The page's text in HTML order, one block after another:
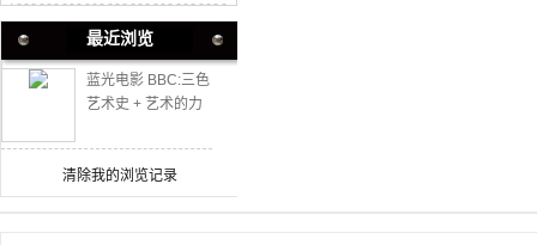
最近浏览
蓝光电影 BBC:三色
艺术史 + 艺术的力
清除我的浏览记录